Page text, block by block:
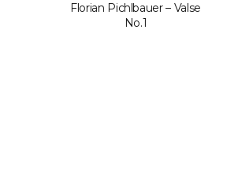
Florian Pichlbauer – Valse
No.1